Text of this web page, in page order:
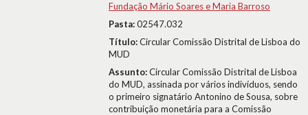
Fundação Mário Soares e Maria Barroso
Pasta:02547.032
Título:Circular Comissão Distrital de Lisboa do
MUD
Assunto:Circular Comissão Distrital de Lisboa
do MUD, assinada por vários indivíduos, sendo
o primeiro signatário Antonino de Sousa, sobre
contribuição monetária para a Comissão